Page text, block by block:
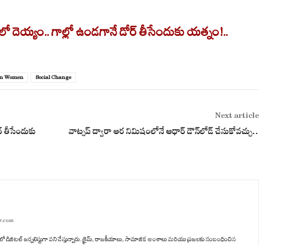
గాల్లో ఉండగానే డోర్ తీసేందుకు యత్నం!..
Women Social Change
Next article
వాట్సప్ ద్వారా అర నిమిషంలోనే ఆధార్ డౌన్‌లోడ్ చేసుకోవచ్చు..
డిజిటల్ జర్నలిస్టుగా పని చేస్తున్నారు. క్రైమ్, రాజకీయాలు, సామాజిక అంశాలు మరియు ప్రజలకు సంబంధించిన